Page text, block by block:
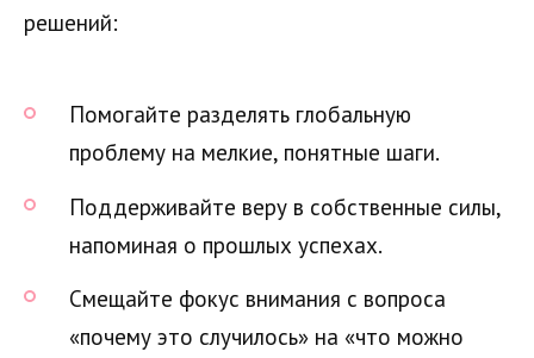
решений:
Помогайте разделять глобальную
проблему на мелкие, понятные шаги.
Поддерживайте веру в собственные силы,
напоминая о прошлых успехах.
Смещайте фокус внимания с вопроса
«почему это случилось» на «что можно